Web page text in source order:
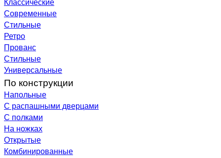
Современные
Стильные
Ретро
Прованс
Стильные
Универсальные
По конструкции
Напольные
С распашными дверцами
С полками
На ножках
Открытые
Комбинированные